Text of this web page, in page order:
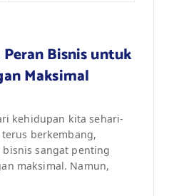
Bisnis untuk
Maksimal
kehidupan kita sehari-
berkembang,
sangat penting
maksimal. Namun,